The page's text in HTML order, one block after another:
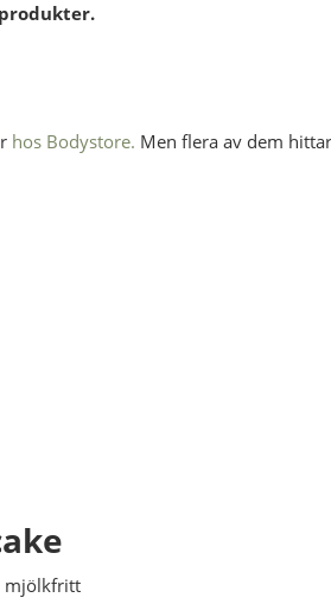
hos Bodystore. Men flera av dem